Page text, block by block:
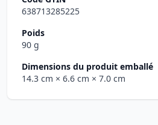
638713285225
Poids
90 g
Dimensions du produit emballé
14.3 cm × 6.6 cm × 7.0 cm